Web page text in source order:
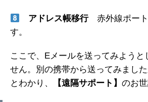
アドレス帳移行赤外線ポート
す。
ここで、Eメールを送ってみようと
せん。別の携帯から送ってみまし
とわかり、
【遠隔サポート】 のお